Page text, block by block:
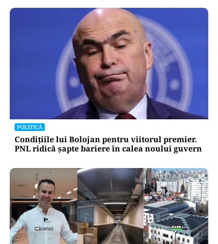
POLITICĂ
Condițiile lui Bolojan pentru viitorul premier.
PNL ridică șapte bariere în calea noului guvern